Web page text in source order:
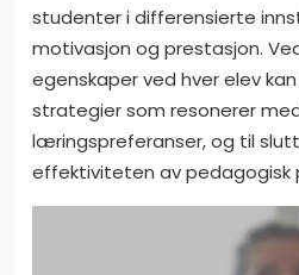
studenter i differensierte
motivasjon og prestasjon.
egenskaper ved hver elev
strategier som resonerer
læringspreferanser, og til
effektiviteten av pedagogisk